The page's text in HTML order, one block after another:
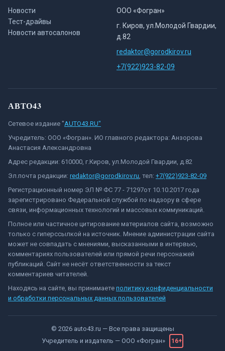
Новости
Тест-драйвы
Новости автосалонов
ООО «Фогран»
г. Киров, ул.Молодой Гвардии,
д.82
redaktor@gorodkirov.ru
+7(922)923-82-09
АВТО43
Сетевое издание "AUTO43.RU"
Учредитель: ООО «Фогран». ИО главного редактора: Анзорова
Анастасия Александровна
Адрес редакции: 610000, г.Киров, ул.Молодой Гвардии, д.82
Эл.почта редакции: redaktor@gorodkirov.ru, тел: +7(922)923-82-09
Регистрационный номер ЭЛ № ФС 77 - 71297от 10.10.2017 года
зарегистрировано Федеральной службой по надзору в сфере
связи, информационных технологий и массовых коммуникаций.
Полное или частичное цитирование материалов сайта, возможно
только с гиперссылкой на источник. Мнение администрации сайта
может не совпадать с мнениями, высказанными в интервью,
комментариях пользователей или прямой речи персонажей
публикаций. Сайт не несёт ответственности за текст
комментариев читателей.
Находясь на сайте, вы принимаете политику конфиденциальности
и обработки персональных данных пользователей
© 2026 auto43.ru — Все права защищены
Учредитель и издатель — ООО «Фогран» 16+